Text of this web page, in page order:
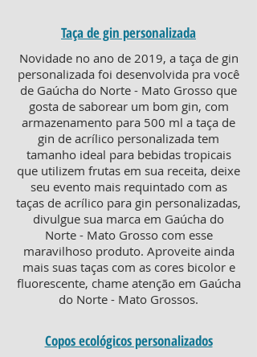
Taça de gin personalizada
Novidade no ano de 2019, a taça de gin
personalizada foi desenvolvida pra você
de Gaúcha do Norte - Mato Grosso que
gosta de saborear um bom gin, com
armazenamento para 500 ml a taça de
gin de acrílico personalizada tem
tamanho ideal para bebidas tropicais
que utilizem frutas em sua receita, deixe
seu evento mais requintado com as
taças de acrílico para gin personalizadas,
divulgue sua marca em Gaúcha do
Norte - Mato Grosso com esse
maravilhoso produto. Aproveite ainda
mais suas taças com as cores bicolor e
fluorescente, chame atenção em Gaúcha
do Norte - Mato Grossos.
Copos ecológicos personalizados